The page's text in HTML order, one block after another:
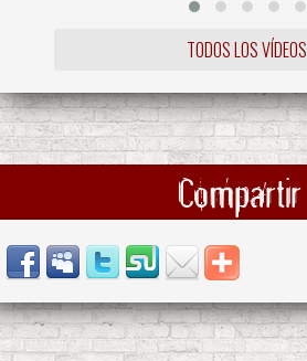
TODOS LOS VÍDEOS
Compartir